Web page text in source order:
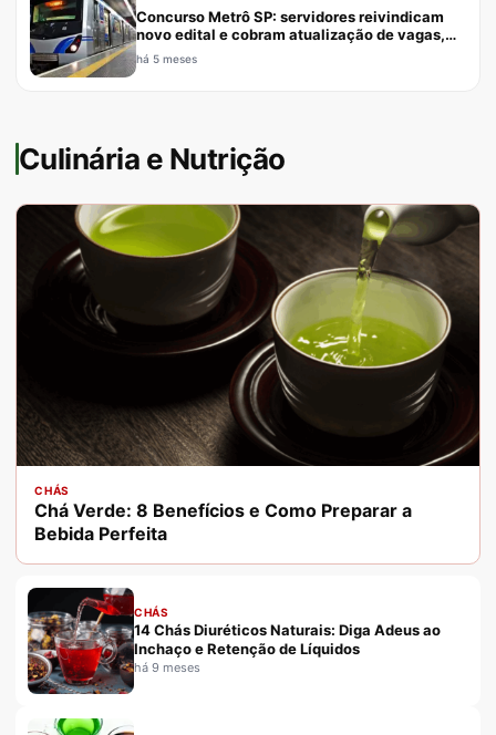
Concurso Metrô SP: servidores reivindicam
novo edital e cobram atualização de vagas,
requisitos e critérios para Agente, Analista,
há 5 meses
Culinária e Nutrição
CHÁS
Chá Verde: 8 Benefícios e Como Preparar a
Bebida Perfeita
CHÁS
14 Chás Diuréticos Naturais: Diga Adeus ao
Inchaço e Retenção de Líquidos
há 9 meses